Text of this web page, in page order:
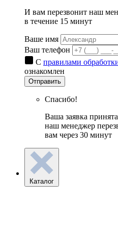
И вам перезвонит наш
в течение 15 минут
Ваше имя
Ваш телефон
С правилами
ознакомлен
Отправить
Спасибо!
Ваша заявка принята
наш менеджер
вам через 30 минут
Каталог